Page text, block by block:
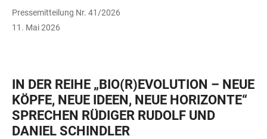
Pressemitteilung Nr. 41/2026
11. Mai 2026
IN DER REIHE „BIO(R)EVOLUTION – NEUE
KÖPFE, NEUE IDEEN, NEUE HORIZONTE“
SPRECHEN RÜDIGER RUDOLF UND
DANIEL SCHINDLER